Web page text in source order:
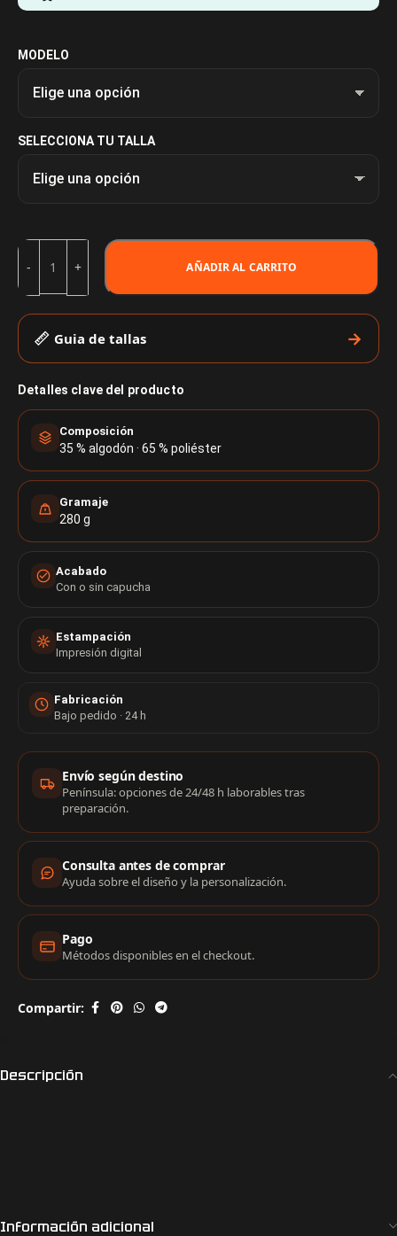
MODELO
SELECCIONA TU TALLA
AÑADIR AL CARRITO
Guia de tallas
Detalles clave del producto
Composición
35 % algodón · 65 % poliéster
Gramaje
280 g
Acabado
Con o sin capucha
Estampación
Impresión digital
Fabricación
Bajo pedido · 24 h
Información de compra
Envío según destino
Península: opciones de 24/48 h laborables tras
preparación.
Consulta antes de comprar
Ayuda sobre el diseño y la personalización.
Pago
Métodos disponibles en el checkout.
Compartir:
Descripción
Información adicional